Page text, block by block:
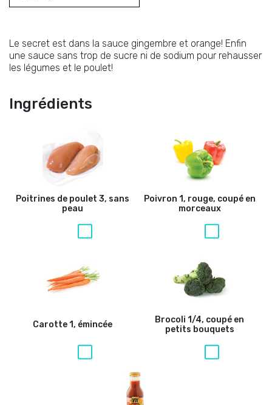
Le secret est dans la sauce gingembre et orange! Enfin
une sauce sans trop de sucre ni de sodium pour rehausser
les légumes et le poulet!
Ingrédients
Poitrines de poulet 3, sans
peau
Poivron 1, rouge, coupé en
morceaux
Carotte1, émincée Brocoli 1/4, coupé en
petits bouquets